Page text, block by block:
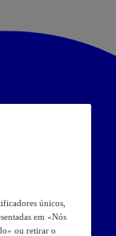
únicos,
em «Nós
ou retirar o